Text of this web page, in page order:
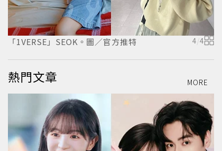
「1VERSE」SEOK。圖／官方推特 4/4
熱門文章 MORE